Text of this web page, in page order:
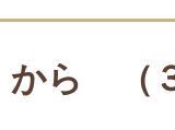
から （